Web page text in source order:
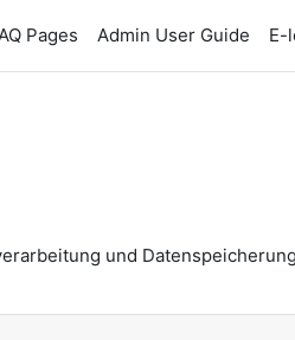
Pages Admin User Guide E-
und